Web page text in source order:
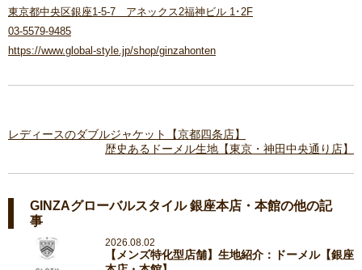
東京都中央区銀座1-5-7 アネックス2福神ビル 1･2F
03-5579-9485
https://www.global-style.jp/shop/ginzahonten
レディースのダブルジャケット【京都四条店】
歴史あるドーメル生地【東京・神田中央通り店】
GINZAグローバルスタイル 銀座本店・本館の他の記
事
2026.08.02
【メンズ特化型店舗】生地紹介：ドーメル【銀座